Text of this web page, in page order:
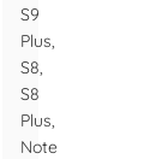
S9
Plus,
S8,
S8
Plus,
Note